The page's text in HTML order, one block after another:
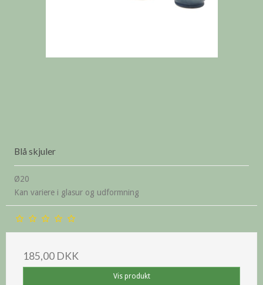
Blå skjuler
Ø20
Kan variere i glasur og udformning
185,00 DKK
Vis produkt